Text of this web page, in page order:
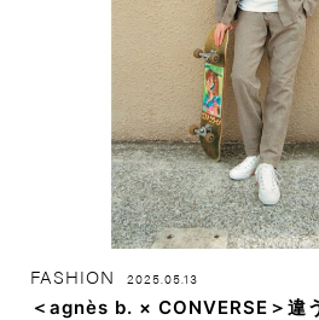
FASHION 2025.05.13
＜agnès b. × CONVERSE＞違